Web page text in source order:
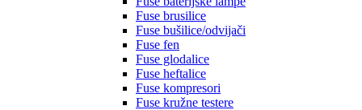
Fuse brusilice
Fuse bušilice/odvijači
Fuse fen
Fuse glodalice
Fuse heftalice
Fuse kompresori
Fuse kružne testere